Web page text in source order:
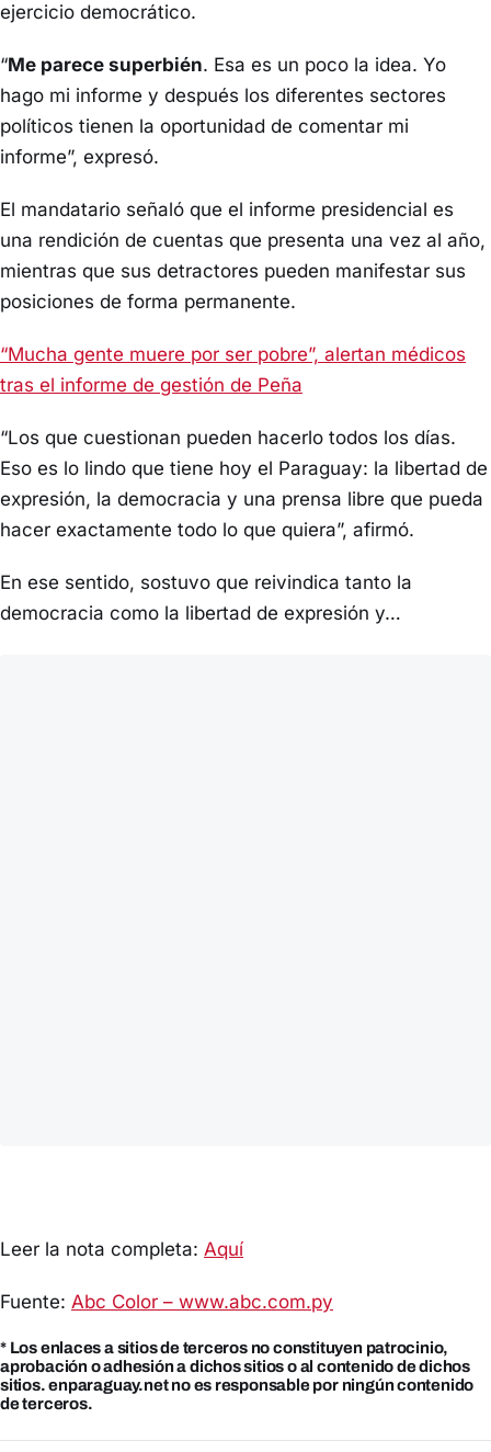
ejercicio democrático.
“Me parece superbién. Esa es un poco la idea. Yo
hago mi informe y después los diferentes sectores
políticos tienen la oportunidad de comentar mi
informe”, expresó.
El mandatario señaló que el informe presidencial es
una rendición de cuentas que presenta una vez al año,
mientras que sus detractores pueden manifestar sus
posiciones de forma permanente.
“Mucha gente muere por ser pobre”, alertan médicos
tras el informe de gestión de Peña
“Los que cuestionan pueden hacerlo todos los días.
Eso es lo lindo que tiene hoy el Paraguay: la libertad de
expresión, la democracia y una prensa libre que pueda
hacer exactamente todo lo que quiera”, afirmó.
En ese sentido, sostuvo que reivindica tanto la
democracia como la libertad de expresión y…
Leer la nota completa: Aquí
Fuente: Abc Color – www.abc.com.py
* Los enlaces a sitios de terceros no constituyen patrocinio,
aprobación o adhesión a dichos sitios o al contenido de dichos
sitios. enparaguay.net no es responsable por ningún contenido
de terceros.